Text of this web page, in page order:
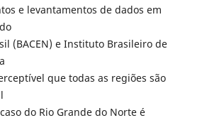
e levantamentos de dados em
(BACEN) e Instituto Brasileiro de
que todas as regiões são
do Rio Grande do Norte é